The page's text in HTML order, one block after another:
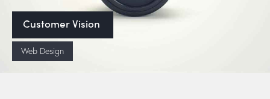
Customer Vision
Web Design